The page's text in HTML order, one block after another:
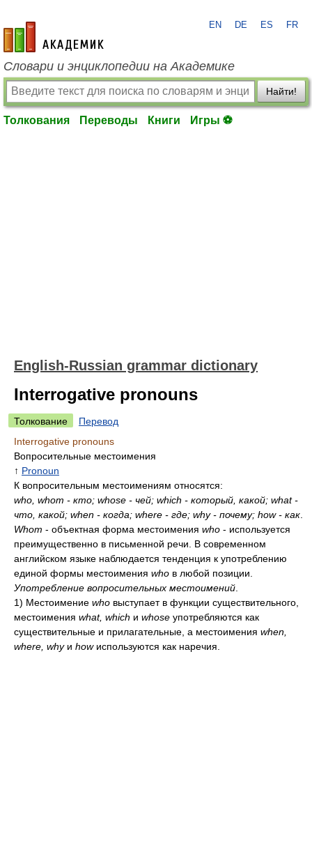
academic.ru
EN DE ES FR
Словари и энциклопедии на Академике
Найти!
Толкования Переводы Книги Игры ⚽
English-Russian grammar dictionary
Interrogative pronouns
Толкование
Перевод
Interrogative pronouns
Вопросительные местоимения
↑ Pronoun
К вопросительным местоимениям относятся:
who, whom - кто; whose - чей; which - который, какой; what -
что, какой; when - когда; where - где; why - почему; how - как
Whom - объектная форма местоимения who - используется
преимущественно в письменной речи. В современном
английском языке наблюдается тенденция к употреблению
единой формы местоимения who в любой позиции.
Употребление вопросительных местоимений
1) Местоимение who выступает в функции существительного,
местоимения what, which и whose употребляются как
существительные и прилагательные, а местоимения when,
where, whyи howиспользуются как наречия.